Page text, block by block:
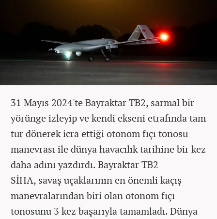
31 Mayıs 2024'te Bayraktar TB2, sarmal bir
yörünge izleyip ve kendi ekseni etrafında tam
tur dönerek icra ettiği otonom fıçı tonosu
manevrası ile dünya havacılık tarihine bir kez
daha adını yazdırdı. Bayraktar TB2
SİHA, savaş uçaklarının en önemli kaçış
manevralarından biri olan otonom fıçı
tonosunu 3 kez başarıyla tamamladı. Dünya